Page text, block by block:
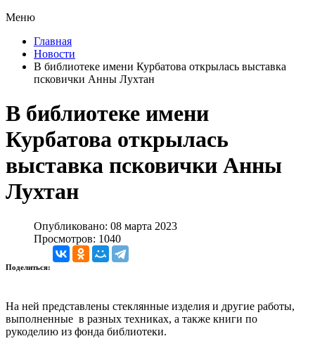
Меню
Главная
Новости
В библиотеке имени Курбатова открылась выставка
псковички Анны Лухтан
В библиотеке имени
Курбатова открылась
выставка псковички Анны
Лухтан
Опубликовано: 08 марта 2023
Просмотров: 1040
Поделиться:
На ней представлены стеклянные изделия и другие работы,
выполненные в разных техниках, а также книги по
рукоделию из фонда библиотеки.